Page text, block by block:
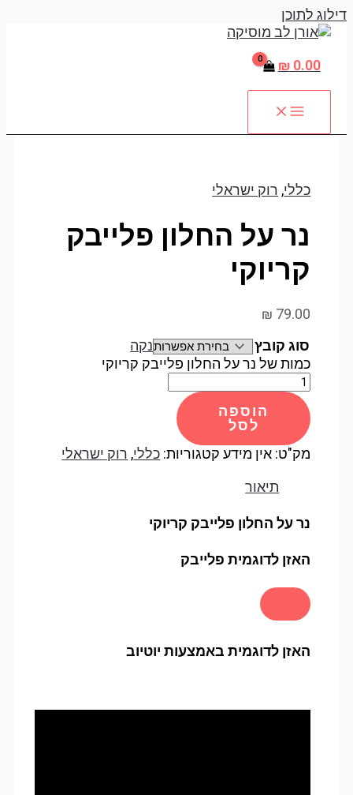
דילוג לתוכן
₪0.00
כללי, רוק ישראלי
נר על החלון פלייבק
קריוקי
₪ 79.00
סוג קובץ
נקה
כמות של נר על החלון פלייבק קריוקי
הוספה
לסל
מק"ט: אין מידע קטגוריות: כללי, רוק ישראלי
תיאור
נר על החלון פלייבק קריוקי
האזן לדוגמית פלייבק
האזן לדוגמית באמצעות יוטיוב